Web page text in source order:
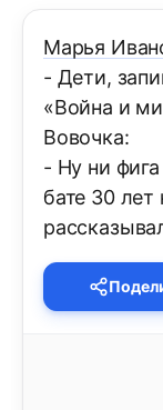
Марья
- Дети,
«Война и
Вовочка:
- Ну ни
бате 30 лет